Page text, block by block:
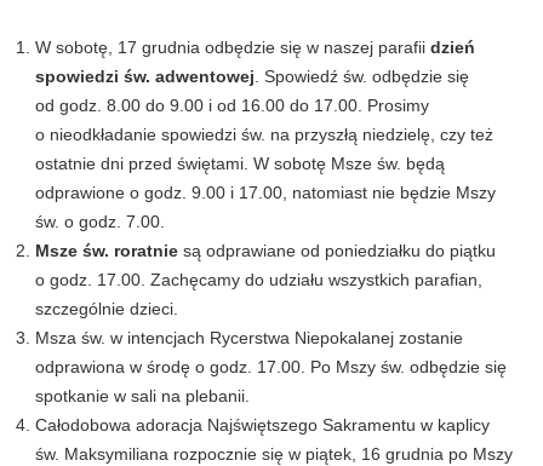
W sobotę, 17 grudnia odbędzie się w naszej parafiidzień
spowiedzi św. adwentowej . Spowiedź św. odbędzie się
od godz. 8.00 do 9.00 i od 16.00 do 17.00. Prosimy
o nieodkładanie spowiedzi św. na przyszłą niedzielę, czy też
ostatnie dni przed świętami. W sobotę Msze św. będą
odprawione o godz. 9.00 i 17.00, natomiast nie będzie Mszy
św. o godz. 7.00.
Msze św. roratniesą odprawiane od poniedziałku do piątku
o godz. 17.00. Zachęcamy do udziału wszystkich parafian,
szczególnie dzieci.
Msza św. w intencjach Rycerstwa Niepokalanej zostanie
odprawiona w środę o godz. 17.00. Po Mszy św. odbędzie się
spotkanie w sali na plebanii.
Całodobowa adoracja Najświętszego Sakramentu w kaplicy
św. Maksymiliana rozpocznie się w piątek, 16 grudnia po Mszy